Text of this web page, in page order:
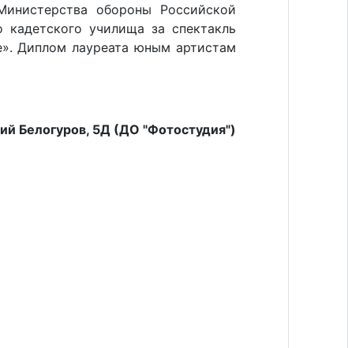
обороны Российской
кадетского училища за спектакль
Диплом лауреата юным артистам
Белогуров, 5Д (ДО "Фотостудия")